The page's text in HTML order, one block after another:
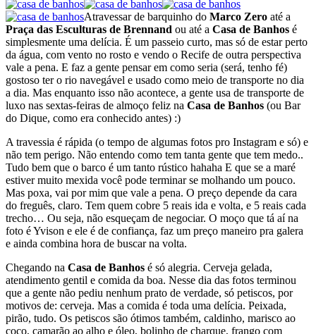
Atravessar de barquinho do Marco Zero até a
Praça das Esculturas de Brennand ou até a Casa de Banhos é
simplesmente uma delícia. É um passeio curto, mas só de estar perto
da água, com vento no rosto e vendo o Recife de outra perspectiva
vale a pena. E faz a gente pensar em como seria (será, tenho fé)
gostoso ter o rio navegável e usado como meio de transporte no dia
a dia. Mas enquanto isso não acontece, a gente usa de transporte de
luxo nas sextas-feiras de almoço feliz na Casa de Banhos (ou Bar
do Dique, como era conhecido antes) :)
A travessia é rápida (o tempo de algumas fotos pro Instagram e só) e
não tem perigo. Não entendo como tem tanta gente que tem medo..
Tudo bem que o barco é um tanto rústico hahaha E que se a maré
estiver muito mexida você pode terminar se molhando um pouco.
Mas poxa, vai por mim que vale a pena. O preço depende da cara
do freguês, claro. Tem quem cobre 5 reais ida e volta, e 5 reais cada
trecho… Ou seja, não esqueçam de negociar. O moço que tá aí na
foto é Yvison e ele é de confiança, faz um preço maneiro pra galera
e ainda combina hora de buscar na volta.
Chegando na Casa de Banhos é só alegria. Cerveja gelada,
atendimento gentil e comida da boa. Nesse dia das fotos terminou
que a gente não pediu nenhum prato de verdade, só petiscos, por
motivos de: cerveja. Mas a comida é toda uma delícia. Peixada,
pirão, tudo. Os petiscos são ótimos também, caldinho, marisco ao
coco, camarão ao alho e óleo, bolinho de charque, frango com